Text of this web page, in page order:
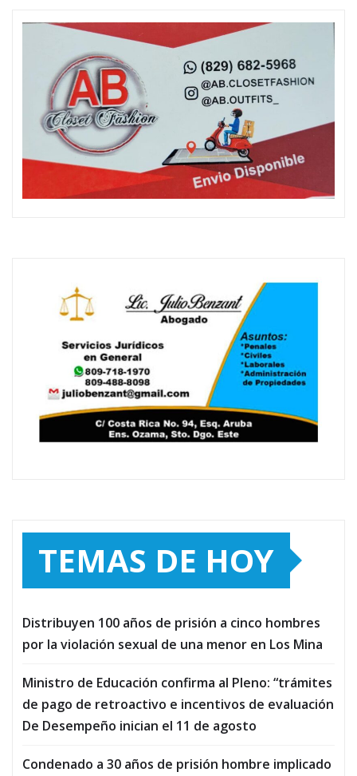
TEMAS DE HOY
Distribuyen 100 años de prisión a cinco hombres
por la violación sexual de una menor en Los Mina
Ministro de Educación confirma al Pleno: “trámites
de pago de retroactivo e incentivos de evaluación
De Desempeño inician el 11 de agosto
Condenado a 30 años de prisión hombre implicado